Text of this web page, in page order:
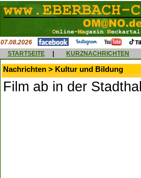
07.08.2026
STARTSEITE
KURZNACHRICHTEN
Nachrichten > Kultur und Bildung
Film ab in der